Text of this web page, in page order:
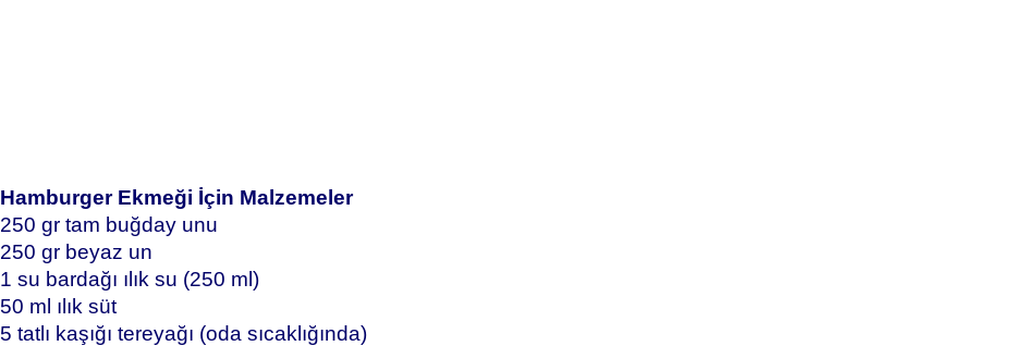
Hamburger Ekmeği İçin Malzemeler
250 gr tam buğday unu
250 gr beyaz un
1 su bardağı ılık su (250 ml)
50 ml ılık süt
5 tatlı kaşığı tereyağı (oda sıcaklığında)